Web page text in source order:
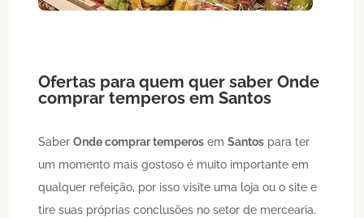
Ofertas para quem quer saberOnde
comprar temperos emSantos
SaberOnde comprar temperos emSantos para ter
um momento mais gostoso é muito importante em
qualquer refeição, por isso visite uma loja ou o site e
tire suas próprias conclusões no setor de mercearia.